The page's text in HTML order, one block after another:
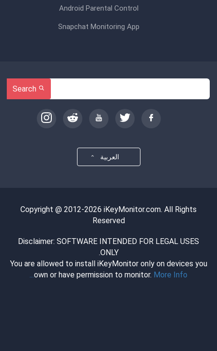
Android Parental Control
Snapchat Monitoring App
العربية
Copyright @ 2012-2026 iKeyMonitor.com. All Rights
Reserved
Disclaimer: SOFTWARE INTENDED FOR LEGAL USES
ONLY.
You are allowed to install iKeyMonitor only on devices you
own or have permission to monitor. More Info...